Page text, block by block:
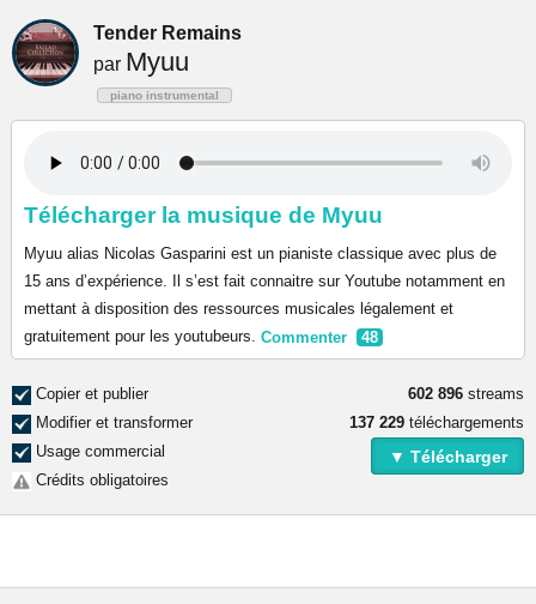
Tender Remains
par Myuu
piano instrumental
Télécharger la musique de Myuu
Myuu alias Nicolas Gasparini est un pianiste classique avec plus de
15 ans d’expérience. Il s’est fait connaitre sur Youtube notamment en
mettant à disposition des ressources musicales légalement et
gratuitement pour les youtubeurs. Commenter 48
Copier et publier
Modifier et transformer
Usage commercial
Crédits obligatoires
602 896 streams
137 229 téléchargements
▼ Télécharger